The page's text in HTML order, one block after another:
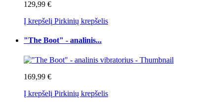
129,99 €
Į krepšelį Pirkinių krepšelis
"The Boot" - analinis...
169,99 €
Į krepšelį Pirkinių krepšelis